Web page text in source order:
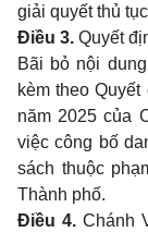
giải quyết thủ
Điều 3. Quyết
Bãi bỏ nội
kèm theo
năm 2025 của
việc công bố
sách thuộc
Thành phố.
Điều 4. Chánh